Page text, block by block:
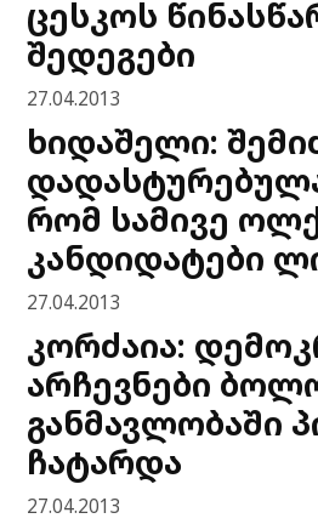
ცესკოს
შედეგები
27.04.2013
ხიდაშელი:
რომ სამივე
კანდიდატები
27.04.2013
კორძაია:
არჩევნები
განმავლობაში
ჩატარდა
27.04.2013